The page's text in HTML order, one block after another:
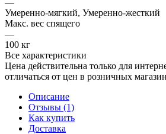
Умеренно-мягкий, Умеренно-жесткий
Макс. вес спящего
—
100 кг
Все характеристики
Цена действительна только для
отличаться от цен в розничных
Описание
Отзывы (1)
Как купить
Доставка